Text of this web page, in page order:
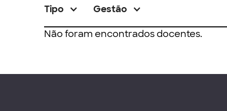
Tipo Gestão
Não foram encontrados docentes.